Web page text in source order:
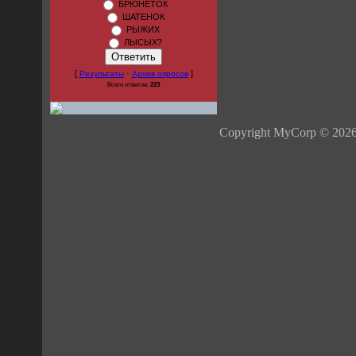
БРЮНЕТОК
ШАТЕНОК
РЫЖИХ
ЛЫСЫХ?
[ Результаты· Архив опросов]
Всего ответов: 223
Copyright MyCorp ©